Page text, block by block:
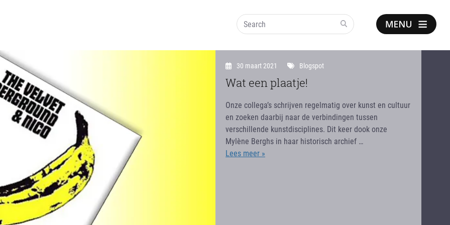
Show
notice
Search
30 maart 2021 Blogspot
Wat een plaatje!
Onze collega’s schrijven regelmatig over kunst en cultuur
en zoeken daarbij naar de verbindingen tussen
verschillende kunstdisciplines. Dit keer dook onze
Mylène Berghs in haar historisch archief …
Lees meer »